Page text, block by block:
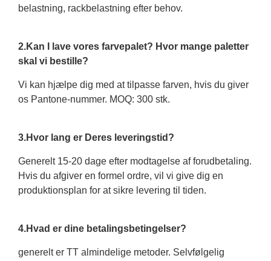
belastning, rackbelastning efter behov.
2.Kan I lave vores farvepalet? Hvor mange paletter
skal vi bestille?
Vi kan hjælpe dig med at tilpasse farven, hvis du giver
os Pantone-nummer. MOQ: 300 stk.
3.Hvor lang er Deres leveringstid?
Generelt 15-20 dage efter modtagelse af forudbetaling.
Hvis du afgiver en formel ordre, vil vi give dig en
produktionsplan for at sikre levering til tiden.
4.Hvad er dine betalingsbetingelser?
generelt er TT almindelige metoder. Selvfølgelig